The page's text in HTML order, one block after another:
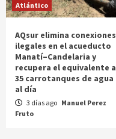
Atlántico
AQsur elimina conexiones
ilegales en el acueducto
Manatí–Candelaria y
recupera el equivalente a
35 carrotanques de agua
al día
3 días ago Manuel Perez
Fruto